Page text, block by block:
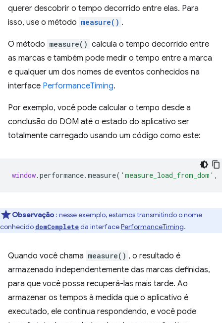
querer descobrir o tempo decorrido entre elas. Para
isso, use o método measure() .
O método measure() calcula o tempo decorrido entre
as marcas e também pode medir o tempo entre a marca
e qualquer um dos nomes de eventos conhecidos na
interface PerformanceTiming.
Por exemplo, você pode calcular o tempo desde a
conclusão do DOM até o estado do aplicativo ser
totalmente carregado usando um código como este:
window.performance.measure( 'measure_load_from_dom' ,
Observação : nesse exemplo, estamos transmitindo o nome
conhecido domCompleteda interfacePerformanceTiming.
Quando você chama measure() , o resultado é
armazenado independentemente das marcas definidas,
para que você possa recuperá-las mais tarde. Ao
armazenar os tempos à medida que o aplicativo é
executado, ele continua respondendo, e você pode